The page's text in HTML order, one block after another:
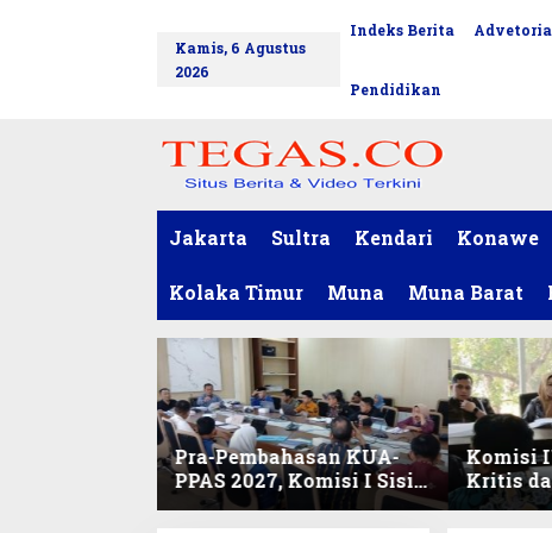
Kamis, 6 Agustus
2026
Indeks Berita
Pendidikan
Jakarta Sultra Kendari Konawe
Kolaka Timur Muna Muna Barat
Pra-Pembahasan KUA-
PPAS 2027, Komisi I Sisir
Program Prioritas
Komisi
Kritis